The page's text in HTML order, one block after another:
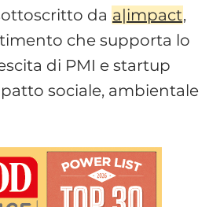
da a|impact,
che supporta lo
di PMI e startup
sociale, ambientale